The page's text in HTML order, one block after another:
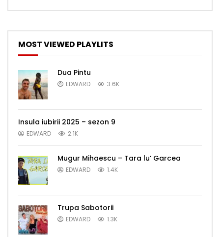
MOST VIEWED PLAYLITS
Dua Pintu
EDWARD 3.6K
Insula iubirii 2025 – sezon 9
EDWARD 2.1K
Mugur Mihaescu – Tara lu’ Garcea
EDWARD 1.4K
Trupa Sabotorii
EDWARD 1.3K